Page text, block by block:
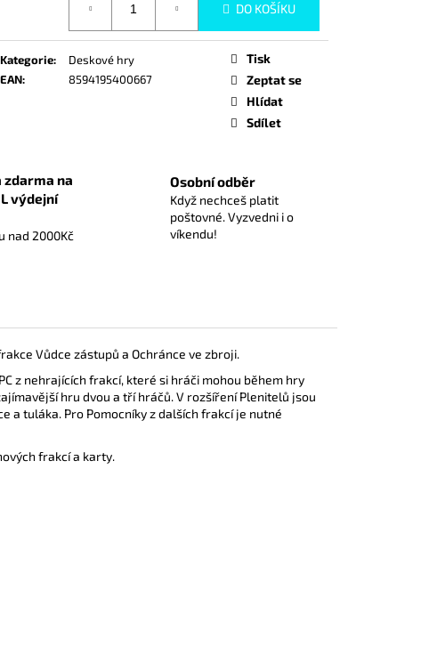
DO KOŠÍKU
Kategorie:
Deskové hry
EAN: 8594195400667
Tisk
Zeptat se
Hlídat
Sdílet
zdarma na
výdejní
nad 2000Kč
Osobní odběr
Když nechceš platit
poštovné. Vyzvedni i o
víkendu!
Vůdce zástupů a Ochránce ve zbroji.
z nehrajících frakcí, které si hráči mohou během hry
hru dvou a tří hráčů. V rozšíření Plenitelů jsou
a tuláka. Pro Pomocníky z dalších frakcí je nutné
frakcí a karty.
GAME - STARTER DECK